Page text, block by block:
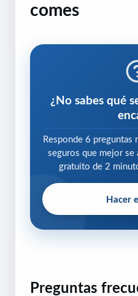
comes
¿No sabes qué
Responde 6 preguntas
seguros que mejor se
gratuito de 2
Hacer
Preguntas